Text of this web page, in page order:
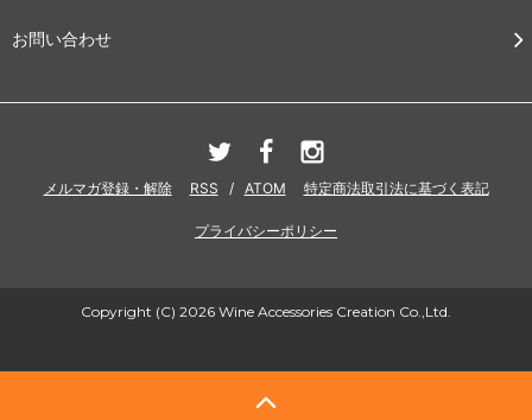
お問い合わせ
メルマガ登録・解除 RSS / ATOM 特定商法取引法に基づく表記
プライバシーポリシー
Copyright (C) 2026 Wine Accessories Creation Co.,Ltd.